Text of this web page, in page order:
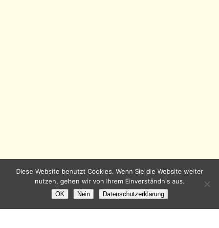
Diese Website benutzt Cookies. Wenn Sie die Website weiter
nutzen, gehen wir von Ihrem Einverständnis aus.
OK Nein Datenschutzerklärung